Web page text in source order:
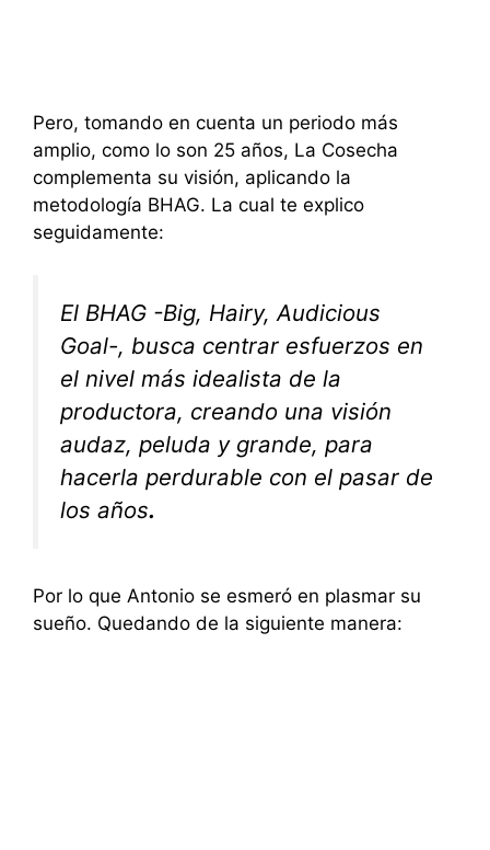
Pero, tomando en cuenta un periodo más
amplio, como lo son 25 años, La Cosecha
complementa su visión, aplicando la
metodología BHAG. La cual te explico
seguidamente:
El BHAG -Big, Hairy, Audicious
Goal-, busca centrar esfuerzos en
el nivel más idealista de la
productora, creando una visión
audaz, peluda y grande, para
hacerla perdurable con el pasar de
los años.
Por lo que Antonio se esmeró en plasmar su
sueño. Quedando de la siguiente manera: